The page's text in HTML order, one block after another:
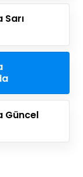
Güncel